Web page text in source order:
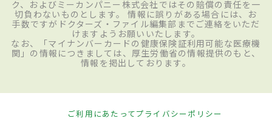
ク、およびミーカンパニー株式会社ではその賠償の責任を一
切負わないものとします。 情報に誤りがある場合には、お
手数ですがドクターズ・ファイル編集部までご連絡をいただ
けますようお願いいたします。
なお、「マイナンバーカードの健康保険証利用可能な医療機
関」の情報につきましては、厚生労働省の情報提供のもと、
情報を掲出しております。
ご利用にあたってプライバシーポリシー